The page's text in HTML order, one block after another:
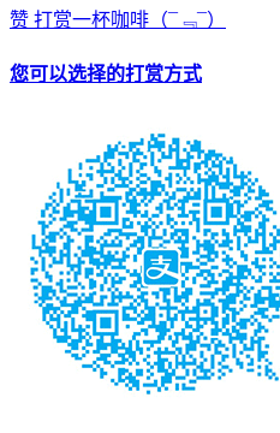
赞 打赏一杯咖啡 （¯﹃¯）
您可以选择的打赏方式